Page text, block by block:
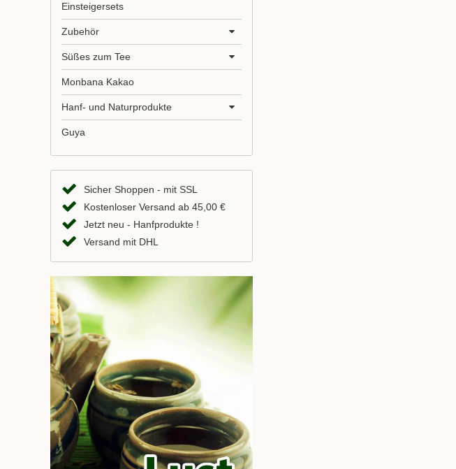
Einsteigersets
Zubehör
Süßes zum Tee
Monbana Kakao
Hanf- und Naturprodukte
Guya
Sicher Shoppen - mit SSL
Kostenloser Versand ab 45,00 €
Jetzt neu - Hanfprodukte !
Versand mit DHL